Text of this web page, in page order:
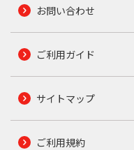
お問い合わせ
ご利用ガイド
サイトマップ
ご利用規約